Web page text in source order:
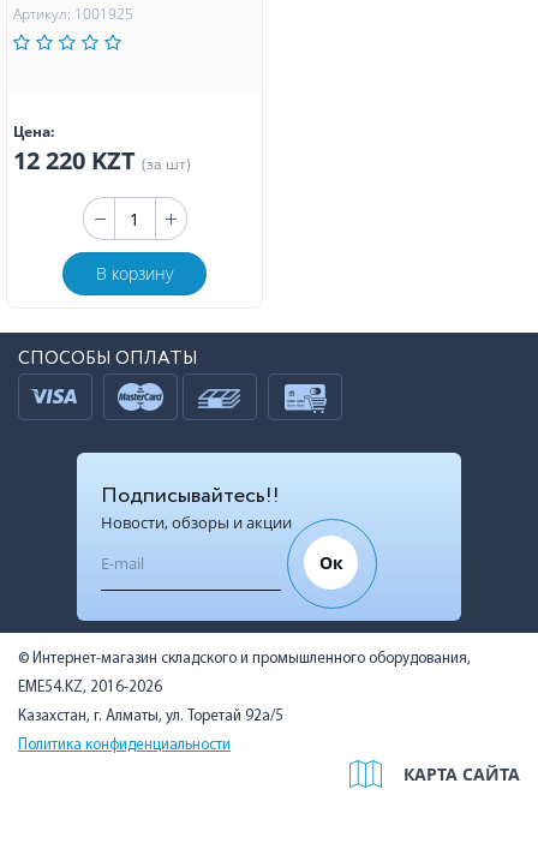
Артикул: 1001925
Цена:
12 220 KZT (за шт)
В корзину
СПОСОБЫ ОПЛАТЫ
Подписывайтесь!!
Новости, обзоры и акции
Ок
© Интернет-магазин складского и промышленного оборудования,
EME54.KZ, 2016-2026
Казахстан, г. Алматы, ул. Торетай 92а/5
Политика конфиденциальности
КАРТА САЙТА